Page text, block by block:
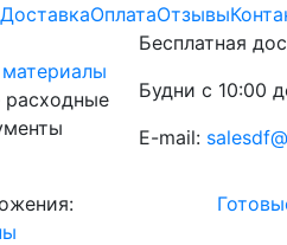
ДоставкаОплатаОтзывы
расходные
Бесплатная
Будни с 10:00
E-mail: